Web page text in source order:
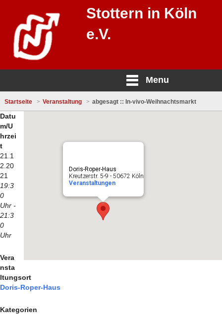
Stottern in Köln
e.V.
Menu
Startseite Veranstaltung abgesagt :: In-vivo-Weihnachtsmarkt
Doris-Roper-Haus
Kreutzerstr. 5-9 - 50672 Köln
Veranstaltungen
Datu
m/U
hrzei
t
21.1
2.20
21
19:3
0
Uhr -
21:3
0
Uhr
Vera
nsta
ltungsort
Doris-Roper-Haus
Kategorien